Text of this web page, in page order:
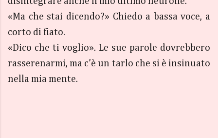
«Ma che stai dicendo?» Chiedo a bassa voce, a
corto di fiato.
«Dico che ti voglio». Le sue parole dovrebbero
rasserenarmi, ma c’è un tarlo che si è insinuato
nella mia mente.